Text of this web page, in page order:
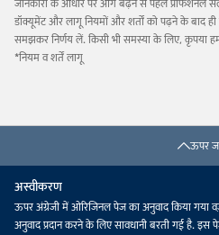
जानकारी के आधार पर आगे बढ़ने से पहले प्रोफेशनल
डॉक्यूमेंट और लागू नियमों और शर्तों को पढ़ने के बाद ही
समझकर निर्णय लें. किसी भी समस्या के लिए, कृपया
*नियम व शर्तें लागू
ऊपर
अस्वीकरण
ऊपर अंग्रेजी में ओरिजिनल पेज का अनुवाद किया गया
अनुवाद प्रदान करने के लिए सावधानी बरती गई है. इस